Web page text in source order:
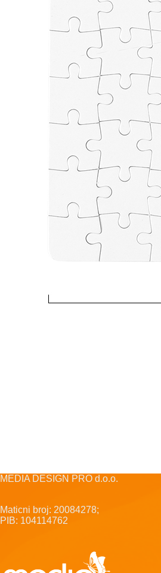
MEDIA DESIGN PRO d.o.o.
Maticni broj: 20084278;
PIB: 104114762